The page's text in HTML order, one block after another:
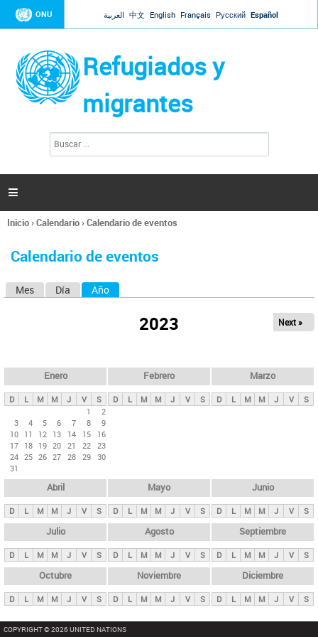
Jump to navigation
ONU العربية 中文 English Français Русский Español
Refugiados y
migrantes
l
d
s

Se
usted
Inicio›Calendario›Calendario de eventos
Calendario de eventos
s
p
n
c
i
p
l
e
s
Mes Día Año
2023 Next »
Enero
D L M M J V
S
1
2
3
4 5 6 7 8
9
10 11 12 13 14 15
16
17 18 19 20 21 22 23
24 25 26 27 28 29 30
31
Febrero
D L M M J V S
Marzo
D L M M J V S
Abril
D L M M J V S
Mayo
D L M M J V S
Junio
D L M M J V S
Julio
D L M M J V S
Agosto
D L M M J V S
Septiembre
D L M M J V S
Octubre
D L M M J V S
Noviembre
D L M M J V S
Diciembre
D L M M J V S
COPYRIGHT © 2026 UNITED NATIONS